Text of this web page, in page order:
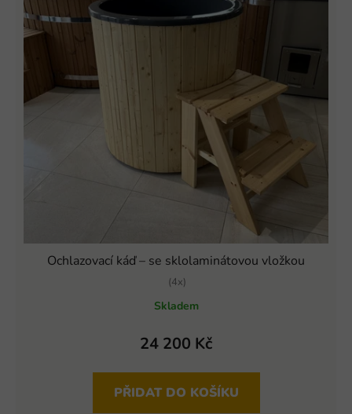
Ochlazovací káď – se sklolaminátovou vložkou
Průměrné
hodnocení
produktu
5,0
z
(4x)
Skladem
24 200 Kč
PŘIDAT DO KOŠÍKU